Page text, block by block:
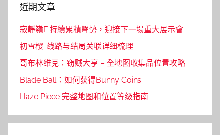
近期文章
寂靜嶺F 持續累積聲勢，迎接下一場重大展示會
初雪樱: 线路与结局关联详细梳理
哥布林维克：窃贼大亨 – 全地图收集品位置攻略
Blade Ball：如何获得Bunny Coins
Haze Piece 完整地图和位置等级指南